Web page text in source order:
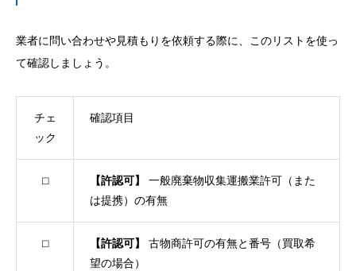
業者に問い合わせや見積もりを依頼する際に、このリストを使っ
て確認しましょう。
チェ
ック
確認項目
⬜︎ 【許認可】
一般廃棄物収集運搬業許可（また
は提携）の有無
⬜︎ 【許認可】
古物商許可の有無と番号（買取希
望の場合）